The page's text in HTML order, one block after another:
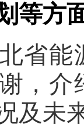
等方
省能
，介
及未